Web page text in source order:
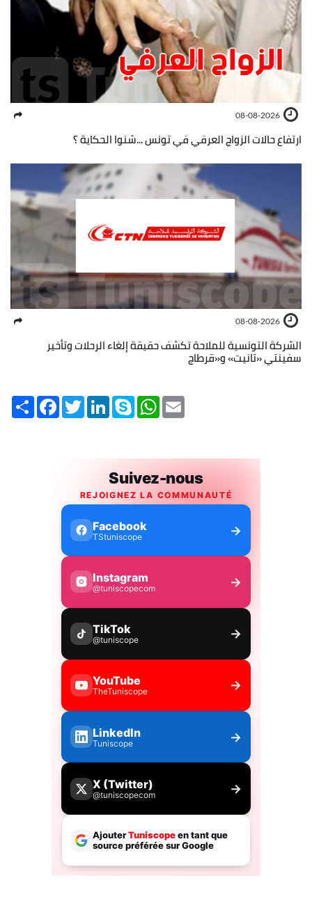
08-08-2026
ارتفاع حالات الزواج العرفي في تونس ...شنوا الحكاية ؟
08-08-2026
الشركة التونسية للملاحة تكشف حقيقة إلغاء الرحلات وتأخير
سفينتي «تانيت» و«قرطاج
Share FacebookTwitterLinkedInSkype WhatsApp